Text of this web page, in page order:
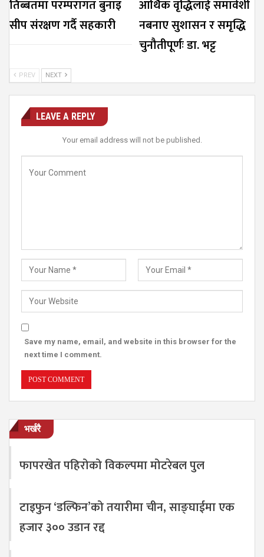
तिब्बतमा परम्परागत बुनाइ
सीप संरक्षण गर्दै सहकारी
आर्थिक वृद्धिलाई समावेशी
नबनाए सुशासन र समृद्धि
चुनौतीपूर्णः डा. भट्ट
PREV NEXT
LEAVE A REPLY
Your email address will not be published.
Save my name, email, and website in this browser for the
next time I comment.
भर्खरै
फापरखेत पहिरोको विकल्पमा मोटरेबल पुल
टाइफुन ‘डल्फिन’को तयारीमा चीन, साङ्घाईमा एक
हजार ३०० उडान रद्द